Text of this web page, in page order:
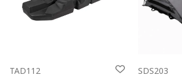
TAD112 SDS203